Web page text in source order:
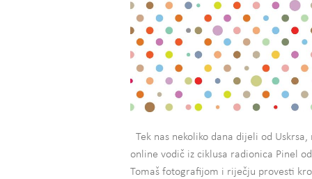
Tek nas nekoliko dana dijeli od
online vodič iz ciklusa radionica Pinel
Tomaš fotografijom i riječju provesti